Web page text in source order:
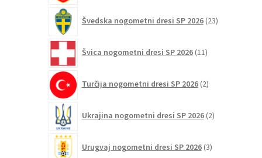
Švedska nogometni dresi SP 2026 23izdelkov
Švica nogometni dresi SP 2026 11izdelkov
Turčija nogometni dresi SP 2026 2izdelka
Ukrajina nogometni dresi SP 2026 2izdelka
Urugvaj nogometni dresi SP 2026 3izdelki